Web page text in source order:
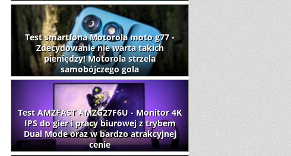
Test smartfona Motorola moto g77 -
Zdecydowanie nie warta takich
pieniędzy! Motorola strzela
samobójczego gola
Test AMZFAST AMZG27F6U - Monitor 4K
IPS do gier i pracy biurowej z trybem
Dual Mode oraz w bardzo atrakcyjnej
cenie